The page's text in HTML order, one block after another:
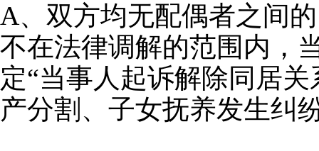
A、双方均无配偶者之间
不在法律调解的范围内，
定“当事人起诉解除同居
产分割、子女抚养发生纠